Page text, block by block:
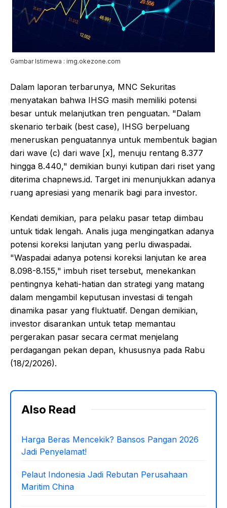
Gambar Istimewa : img.okezone.com
Dalam laporan terbarunya, MNC Sekuritas
menyatakan bahwa IHSG masih memiliki potensi
besar untuk melanjutkan tren penguatan. "Dalam
skenario terbaik (best case), IHSG berpeluang
meneruskan penguatannya untuk membentuk bagian
dari wave (c) dari wave [x], menuju rentang 8.377
hingga 8.440," demikian bunyi kutipan dari riset yang
diterima chapnews.id. Target ini menunjukkan adanya
ruang apresiasi yang menarik bagi para investor.
Kendati demikian, para pelaku pasar tetap diimbau
untuk tidak lengah. Analis juga mengingatkan adanya
potensi koreksi lanjutan yang perlu diwaspadai.
"Waspadai adanya potensi koreksi lanjutan ke area
8.098-8.155," imbuh riset tersebut, menekankan
pentingnya kehati-hatian dan strategi yang matang
dalam mengambil keputusan investasi di tengah
dinamika pasar yang fluktuatif. Dengan demikian,
investor disarankan untuk tetap memantau
pergerakan pasar secara cermat menjelang
perdagangan pekan depan, khususnya pada Rabu
(18/2/2026).
Also Read
Harga Beras Mencekik? Bansos Pangan 2026
Jadi Penyelamat!
Pelaut Indonesia Jadi Rebutan Perusahaan
Maritim China